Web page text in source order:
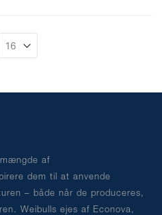
af
dem til at anvende
– både når de produceres,
Weibulls ejes af Econova,